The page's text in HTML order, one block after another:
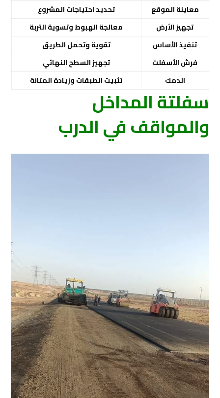
معاينة الموقع
تحديد احتياجات المشروع
تجهيز الأرض
معالجة الهبوط وتسوية التربة
تنفيذ الأساس
تقوية وتحمل الطريق
فرش الأسفلت
تجهيز السطح النهائي
الدمك
تثبيت الطبقات وزيادة المتانة
سفلتة المداخل
والمواقف في الدرب